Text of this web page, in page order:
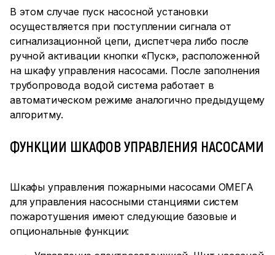
В этом случае пуск насосной установки
осуществляется при поступлении сигнала от
сигнализационной цепи, диспетчера либо после
ручной активации кнопки «Пуск», расположенной
на шкафу управления насосами. После заполнения
трубопровода водой система работает в
автоматическом режиме аналогично предыдущему
алгоритму.
ФУНКЦИИ ШКАФОВ УПРАВЛЕНИЯ НАСОСАМИ
Шкафы управления пожарными насосами ОМЕГА
для управления насосными станциями систем
пожаротушения имеют следующие базовые и
опциональные функции: